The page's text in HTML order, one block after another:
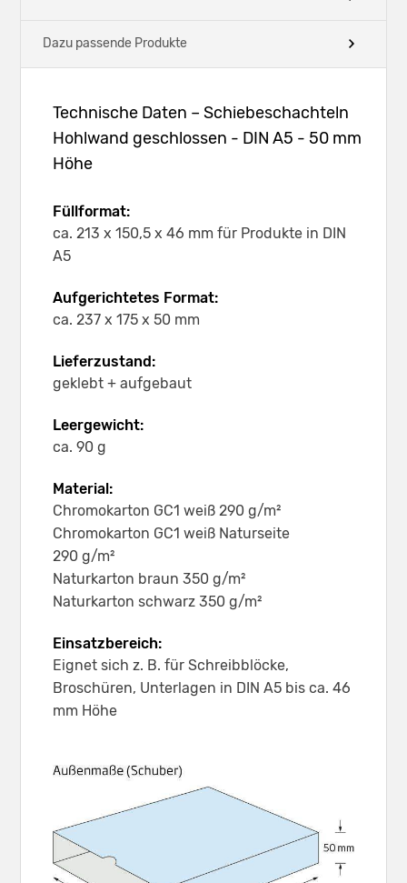
Dazu passende Produkte
Technische Daten – Schiebeschachteln
Hohlwand geschlossen - DIN A5 - 50 mm
Höhe
Füllformat:
ca. 213 x 150,5 x 46 mm für Produkte in DIN
A5
Aufgerichtetes Format:
ca. 237 x 175 x 50 mm
Lieferzustand:
geklebt + aufgebaut
Leergewicht:
ca. 90 g
Material:
Chromokarton GC1 weiß 290 g/m²
Chromokarton GC1 weiß Naturseite
290 g/m²
Naturkarton braun 350 g/m²
Naturkarton schwarz 350 g/m²
Einsatzbereich:
Eignet sich z. B. für Schreibblöcke,
Broschüren, Unterlagen in DIN A5 bis ca. 46
mm Höhe